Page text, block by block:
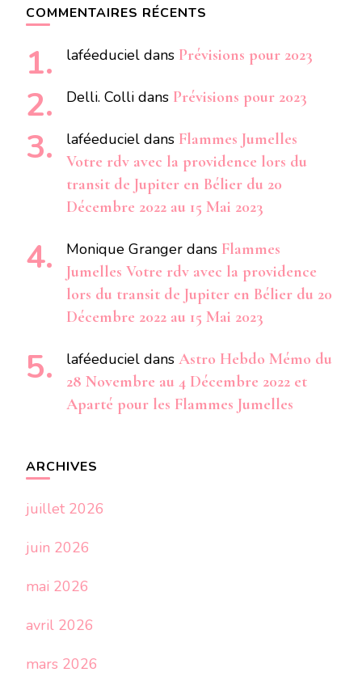
COMMENTAIRES RÉCENTS
laféeduciel dans Prévisions pour 2023
Delli. Colli dans Prévisions pour 2023
laféeduciel dans Flammes Jumelles
Votre rdv avec la providence lors du
transit de Jupiter en Bélier du 20
Décembre 2022 au 15 Mai 2023
Monique Granger dans Flammes
Jumelles Votre rdv avec la providence
lors du transit de Jupiter en Bélier du 20
Décembre 2022 au 15 Mai 2023
laféeduciel dans Astro Hebdo Mémo du
28 Novembre au 4 Décembre 2022 et
Aparté pour les Flammes Jumelles
ARCHIVES
juillet 2026
juin 2026
mai 2026
avril 2026
mars 2026